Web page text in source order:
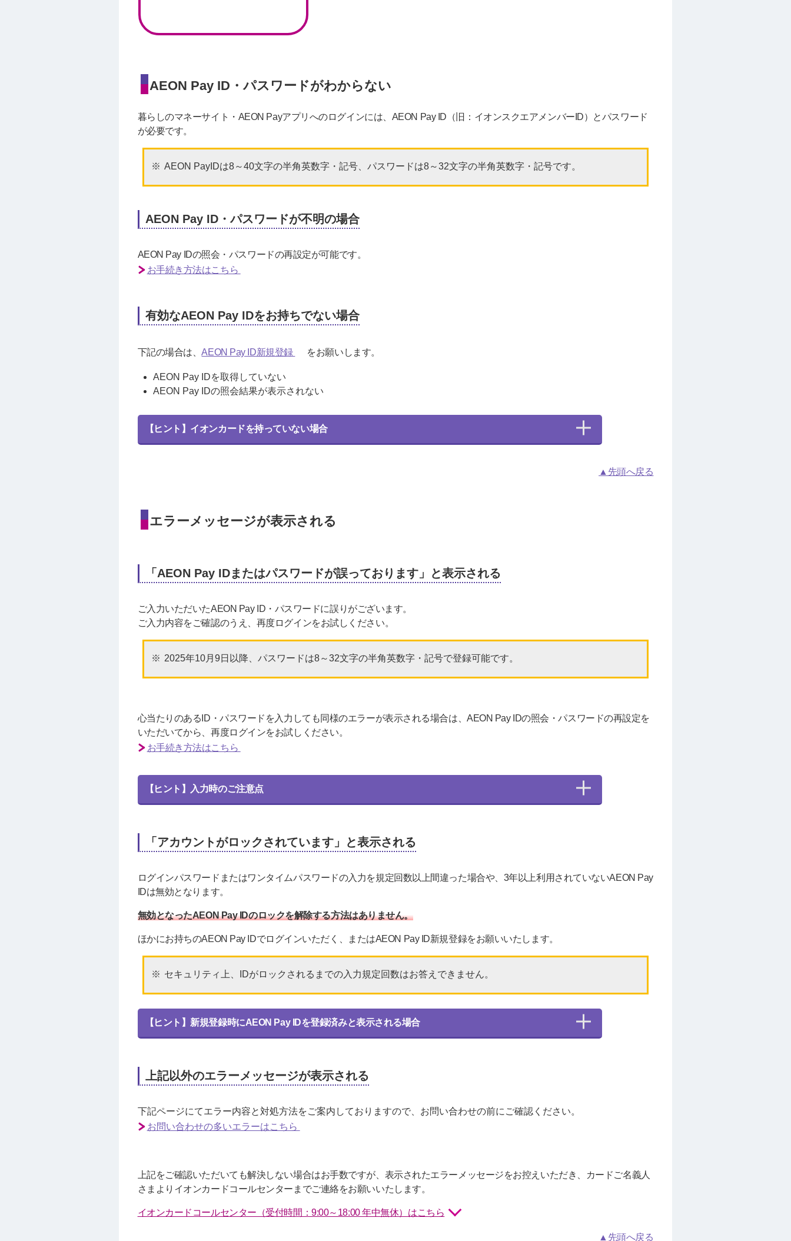
AEON Pay ID・パスワードがわからない
暮らしのマネーサイト・AEON Payアプリへのログインには、AEON Pay ID（旧：イオンスクエアメンバーID）とパスワード
が必要です。
AEON PayIDは8～40文字の半角英数字・記号、パスワードは8～32文字の半角英数字・記号です。
AEON Pay ID・パスワードが不明の場合
AEON Pay IDの照会・パスワードの再設定が可能です。
お手続き方法はこちら
有効なAEON Pay IDをお持ちでない場合
下記の場合は、AEON Pay ID新規登録 をお願いします。
AEON Pay IDを取得していない
AEON Pay IDの照会結果が表示されない
【ヒント】イオンカードを持っていない場合
▲先頭へ戻る
エラーメッセージが表示される
「AEON Pay IDまたはパスワードが誤っております」と表示される
ご入力いただいたAEON Pay ID・パスワードに誤りがございます。
ご入力内容をご確認のうえ、再度ログインをお試しください。
2025年10月9日以降、パスワードは8～32文字の半角英数字・記号で登録可能です。
心当たりのあるID・パスワードを入力しても同様のエラーが表示される場合は、AEON Pay IDの照会・パスワードの再設定を
いただいてから、再度ログインをお試しください。
お手続き方法はこちら
【ヒント】入力時のご注意点
「アカウントがロックされています」と表示される
ログインパスワードまたはワンタイムパスワードの入力を規定回数以上間違った場合や、3年以上利用されていないAEON Pay
IDは無効となります。
無効となったAEON Pay IDのロックを解除する方法はありません。
ほかにお持ちのAEON Pay IDでログインいただく、またはAEON Pay ID新規登録をお願いいたします。
セキュリティ上、IDがロックされるまでの入力規定回数はお答えできません。
【ヒント】新規登録時にAEON Pay IDを登録済みと表示される場合
上記以外のエラーメッセージが表示される
下記ページにてエラー内容と対処方法をご案内しておりますので、お問い合わせの前にご確認ください。
お問い合わせの多いエラーはこちら
上記をご確認いただいても解決しない場合はお手数ですが、表示されたエラーメッセージをお控えいただき、カードご名義人
さまよりイオンカードコールセンターまでご連絡をお願いいたします。
イオンカードコールセンター（受付時間：9:00～18:00 年中無休）はこちら
▲先頭へ戻る